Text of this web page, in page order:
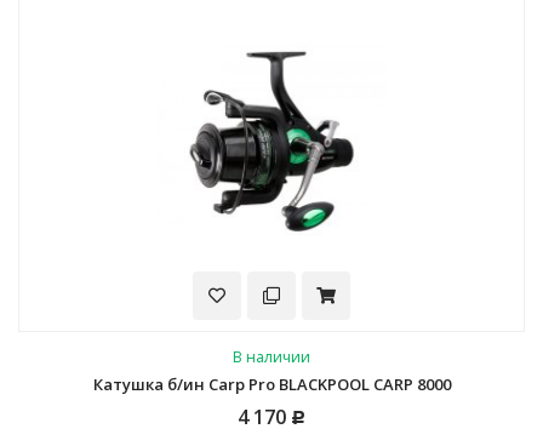
В наличии
Катушка б/ин Carp Pro BLACKPOOL CARP 8000
4 170 Р